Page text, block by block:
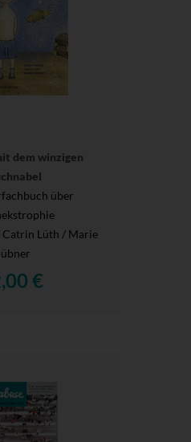
dem winzigen
über
Lüth / Marie
€